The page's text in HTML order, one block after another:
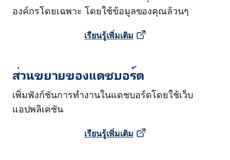
องค์กรโดยเฉพาะ โดยใช้ข้อมูลของคุณล้วนๆ
เรียนรู้เพิ่มเติม
ส่วนขยายของแดชบอร์ด
เพิ่มฟังก์ชันการทำงานในแดชบอร์ดโดยใช้เว็บ
แอปพลิเคชัน
เรียนรู้เพิ่มเติม